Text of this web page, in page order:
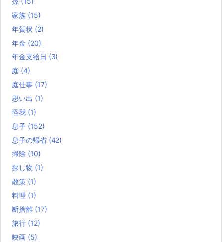
家族 (15)
年賀状 (2)
年金 (20)
年金支給日 (3)
庭 (4)
庭仕事 (17)
思い出 (1)
怪我 (1)
息子 (152)
息子の帰省 (42)
掃除 (10)
探し物 (1)
散策 (1)
料理 (1)
断捨離 (17)
旅行 (12)
映画 (5)